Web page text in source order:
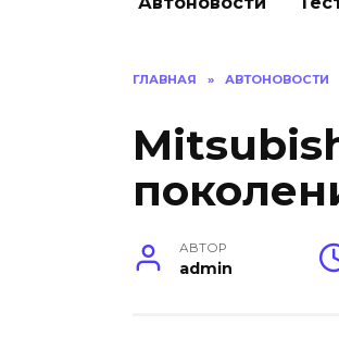
ГЛАВНАЯ » АВТОНОВОСТИ
АВТОР
admin